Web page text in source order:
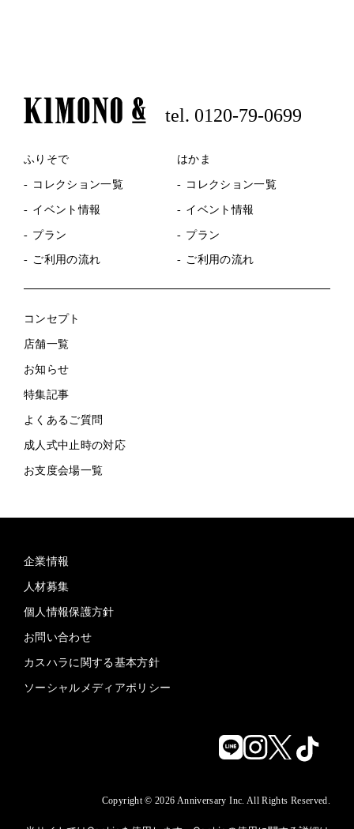
tel. 0120-79-0699
ふりそで
コレクション一覧
イベント情報
プラン
ご利用の流れ
はかま
コレクション一覧
イベント情報
プラン
ご利用の流れ
コンセプト
店舗一覧
お知らせ
特集記事
よくあるご質問
成人式中止時の対応
お支度会場一覧
企業情報
人材募集
個人情報保護方針
お問い合わせ
カスハラに関する基本方針
ソーシャルメディアポリシー
Copyright © 2026 Anniversary Inc. All Rights Reserved.